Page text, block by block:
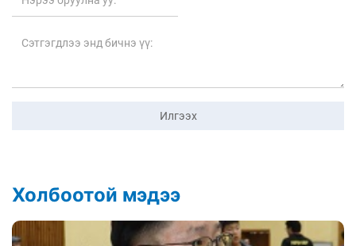
Илгээх
Холбоотой мэдээ